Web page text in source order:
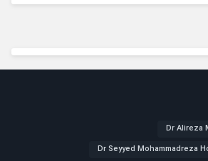
Dr Alireza
Dr Seyyed Mohammadreza